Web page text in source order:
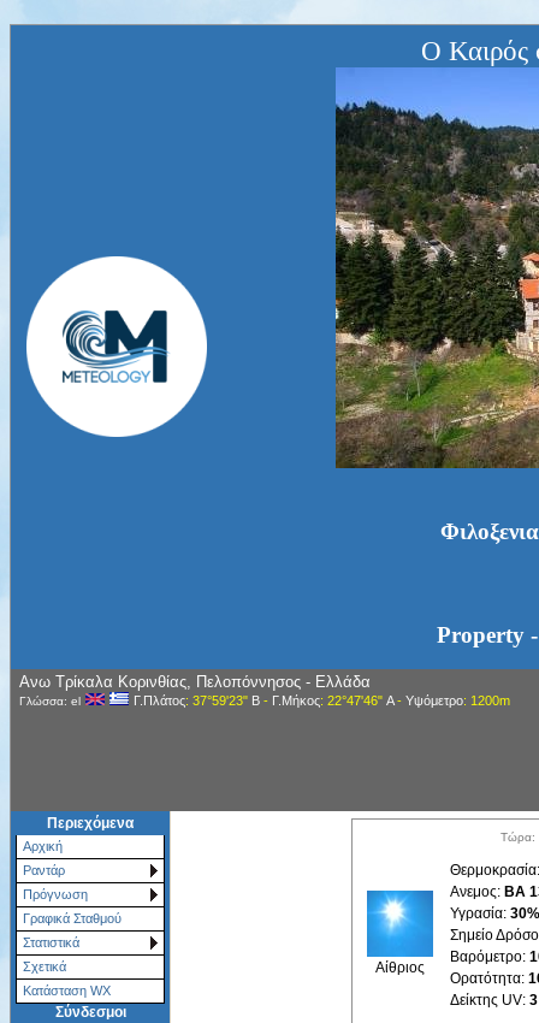
Ο Καιρός
Property
Ανω Τρίκαλα Κορινθίας, Πελοπόννησος - Ελλάδα
Γλώσσα: el Γ.Πλάτος: 37°59'23" Β- Γ.Μήκος: 22°47'46" Α- Υψόμετρο: 1200m
Περιεχόμενα
Αρχική
Ραντάρ
Πρόγνωση
Γραφικά Σταθμού
Στατιστικά
Σχετικά
Κατάσταση WX
Σύνδεσμοι
Τώρα:
Αίθριος
Ανεμος: ΒΑ
Υγρασία: 30%
Σημείο
Βαρόμετρο:
Ορατότητα:
Δείκτης UV: 3